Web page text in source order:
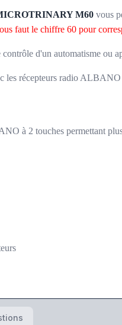
M60 vous
faut le chiffre 60 pour
d'un automatisme ou
les récepteurs radio
à 2 touches permettant